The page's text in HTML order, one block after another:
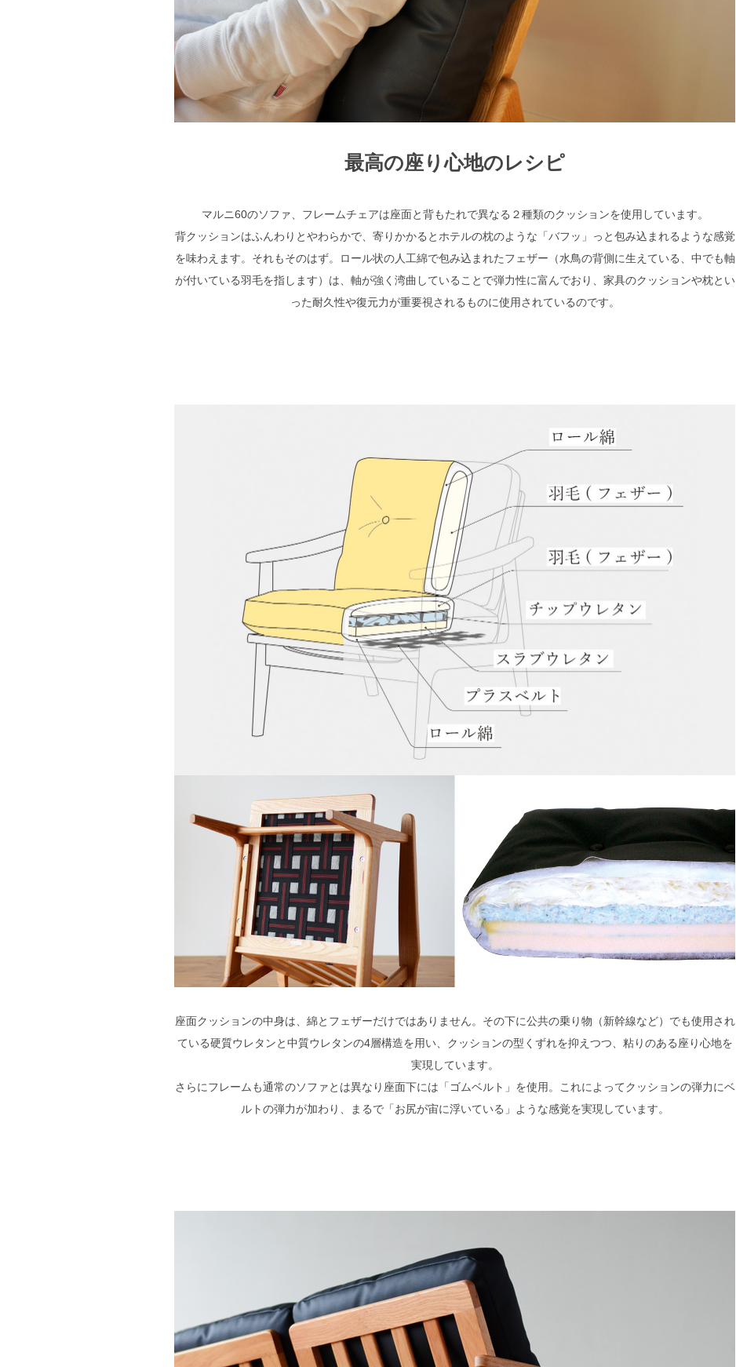
最高の座り心地のレシピ
マルニ60のソファ、フレームチェアは座面と背もたれで異なる２種類のクッションを使用しています。
背クッションはふんわりとやわらかで、寄りかかるとホテルの枕のような「バフッ」っと包み込まれるような感覚
を味わえます。それもそのはず。ロール状の人工綿で包み込まれたフェザー（水鳥の背側に生えている、中でも軸
が付いている羽毛を指します）は、軸が強く湾曲していることで弾力性に富んでおり、家具のクッションや枕とい
った耐久性や復元力が重要視されるものに使用されているのです。
座面クッションの中身は、綿とフェザーだけではありません。その下に公共の乗り物（新幹線など）でも使用され
ている硬質ウレタンと中質ウレタンの4層構造を用い、クッションの型くずれを抑えつつ、粘りのある座り心地を
実現しています。
さらにフレームも通常のソファとは異なり座面下には「ゴムベルト」を使用。これによってクッションの弾力にベ
ルトの弾力が加わり、まるで「お尻が宙に浮いている」ような感覚を実現しています。